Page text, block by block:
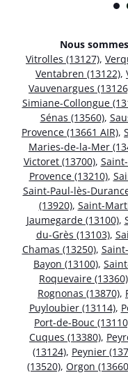
Nous
Vitrolles (13127),
Ventabren (13122),
Vauvenargues
Simiane-Collongue
Sénas (13560),
Provence (13661 AIR),
Maries-de-la-Mer
Victoret (13700),
Provence (13210),
Saint-Paul-lès-
(13920), Saint-
Jaumegarde (13100),
du-Grès (13103),
Chamas (13250),
Bayon (13100),
Roquevaire (13360)
Rognonas (13870),
Puyloubier (13114),
Port-de-Bouc
Cuques (13380),
(13124), Peynier
(13520), Orgon